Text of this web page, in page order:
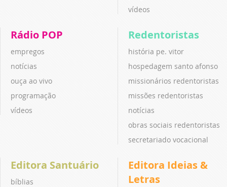
vídeos
Rádio POP
empregos
notícias
ouça ao vivo
programação
vídeos
Redentoristas
história pe. vitor
hospedagem santo afonso
missionários redentoristas
missões redentoristas
notícias
obras sociais redentoristas
secretariado vocacional
Editora Santuário
bíblias
Editora Ideias &
Letras